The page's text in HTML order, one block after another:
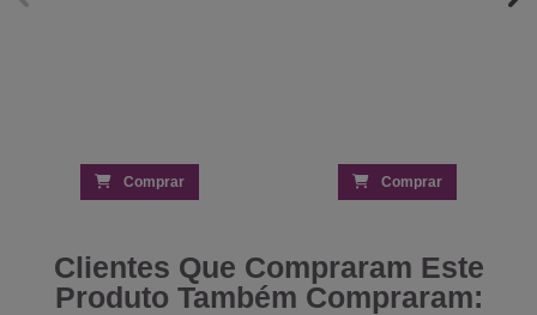
Comprar Comprar
Clientes Que Compraram Este
Produto Também Compraram: